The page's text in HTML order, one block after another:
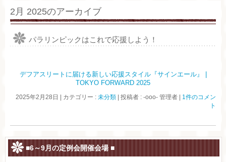
2月 2025のアーカイブ
パラリンピックはこれで応援しよう！
デフアスリートに届ける新しい応援スタイル『サインエール』 |
TOKYO FORWARD 2025
2025年2月28日 カテゴリー : 未分類 投稿者 : -ooo- 管理者
1件のコメン
ト
■6～9月の定例会開催会場 ■